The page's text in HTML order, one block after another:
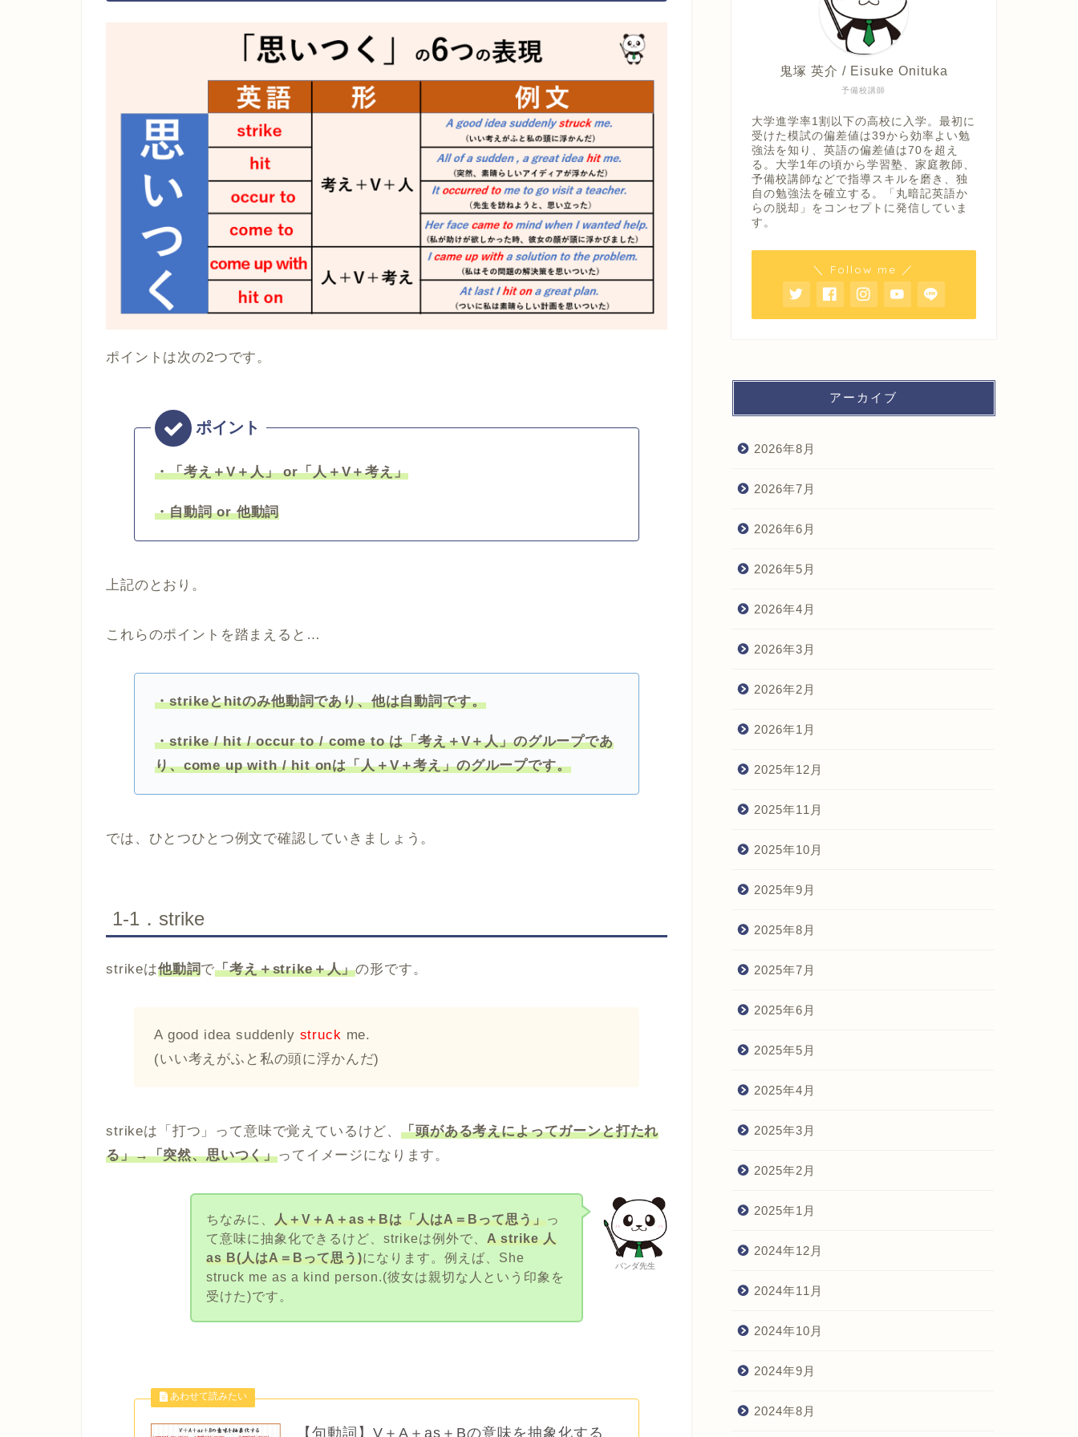
ポイントは次の2つです。
・「考え＋V＋人」 or「人＋V＋考え」
・自動詞 or 他動詞
上記のとおり。
これらのポイントを踏まえると…
・strikeとhitのみ他動詞であり、他は自動詞です。
・strike / hit / occur to / come to は「考え＋V＋人」のグループであ
り、come up with / hit onは「人＋V＋考え」のグループです。
では、ひとつひとつ例文で確認していきましょう。
1-1．strike
strikeは他動詞で「考え＋strike＋人」の形です。
A good idea suddenly struck me.
(いい考えがふと私の頭に浮かんだ)
strikeは「打つ」って意味で覚えているけど、「頭がある考えによってガーンと打たれ
る」→「突然、思いつく」ってイメージになります。
パンダ先生
ちなみに、 人＋V＋A＋as＋Bは「人はA＝Bって思う」 っ
て意味に抽象化できるけど、strikeは例外で、A strike 人
as B(人はA＝Bって思う)になります。例えば、She
struck me as a kind person.(彼女は親切な人という印象を
受けた)です。
【句動詞】V＋A＋as＋Bの意味を抽象化する
予備校講師
鬼塚 英介 / Eisuke Onituka
大学進学率1割以下の高校に入学。最初に
受けた模試の偏差値は39から効率よい勉
強法を知り、英語の偏差値は70を超え
る。大学1年の頃から学習塾、家庭教師、
予備校講師などで指導スキルを磨き、独
自の勉強法を確立する。「丸暗記英語か
らの脱却」をコンセプトに発信していま
す。
＼ Follow me ／
アーカイブ
2026年8月
2026年7月
2026年6月
2026年5月
2026年4月
2026年3月
2026年2月
2026年1月
2025年12月
2025年11月
2025年10月
2025年9月
2025年8月
2025年7月
2025年6月
2025年5月
2025年4月
2025年3月
2025年2月
2025年1月
2024年12月
2024年11月
2024年10月
2024年9月
2024年8月